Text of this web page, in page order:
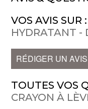
VOS AVIS SUR :
HYDRATANT -
RÉDIGER UN AVIS
TOUTES VOS
CRAYON À